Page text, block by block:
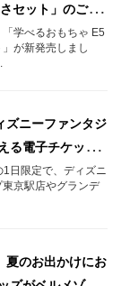
セット」のご紹
学べるおもちゃ E5
が新発売しまし
ズニーファンタジ
る電子チケット
日限定で、ディズニ
京駅店やグランデ
夏のお出かけにお